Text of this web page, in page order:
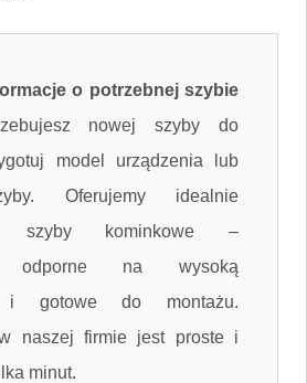
o potrzebnej szybie
nowej szyby do
model urządzenia lub
Oferujemy idealnie
szyby kominkowe –
odporne na wysoką
i gotowe do montażu.
naszej firmie jest proste i
minut.